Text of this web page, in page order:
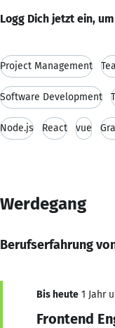
Logg Dich jetzt ein,
Project Management
Software Development
Node.js React vue
Werdegang
Berufserfahrung
Bis heute 1 Jahr
Frontend